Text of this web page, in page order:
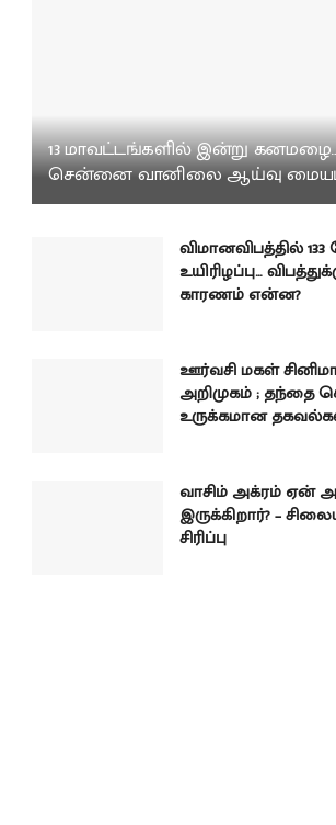
13 மாவட்டங்களில் இன்று
சென்னை வானிலை ஆய்வு
விமானவிபத்தில் 133
உயிரிழப்பு…
காரணம் என்ன?
ஊர்வசி மகள்
அறிமுகம் ;
உருக்கமான
வாசிம் அக்ரம் ஏன்
இருக்கிறார்? –
சிரிப்பு